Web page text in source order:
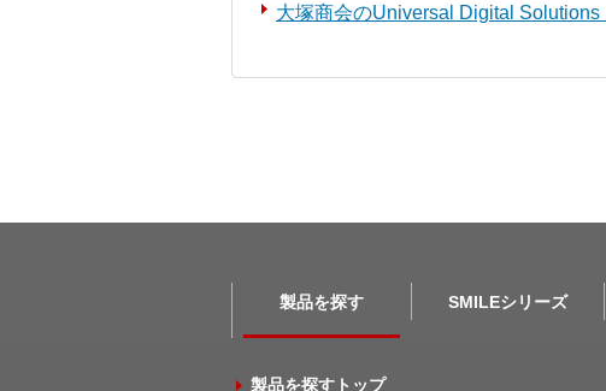
大塚商会のUniversal Digital Solutions
製品を探す SMILEシリーズ
製品を探すトップ